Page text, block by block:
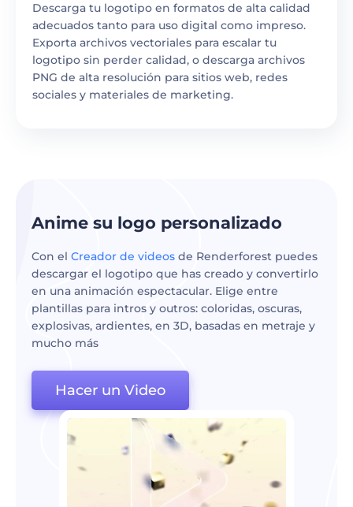
Descarga tu logotipo en formatos de alta calidad
adecuados tanto para uso digital como impreso.
Exporta archivos vectoriales para escalar tu
logotipo sin perder calidad, o descarga archivos
PNG de alta resolución para sitios web, redes
sociales y materiales de marketing.
Anime su logo personalizado
Con el Creador de videos de Renderforest puedes
descargar el logotipo que has creado y convertirlo
en una animación espectacular. Elige entre
plantillas para intros y outros: coloridas, oscuras,
explosivas, ardientes, en 3D, basadas en metraje y
mucho más
Hacer un Video